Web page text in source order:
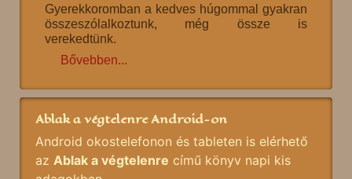
Gyerekkoromban a kedves húgommal gyakran
összeszólalkoztunk, még össze is
verekedtünk.
Bővebben...
Ablak a végtelenre Android-on
Android okostelefonon és tableten is elérhető
az Ablak a végtelenre című könyv napi kis